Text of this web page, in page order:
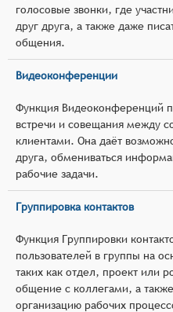
голосовые звонки, где
друг друга, а также даже
общения.
Видеоконференции
Функция Видеоконференций
встречи и совещания между
клиентами. Она даёт
друга, обмениваться
рабочие задачи.
Группировка контактов
Функция Группировки
пользователей в группы на
таких как отдел, проект или
общение с коллегами, а
организацию рабочих